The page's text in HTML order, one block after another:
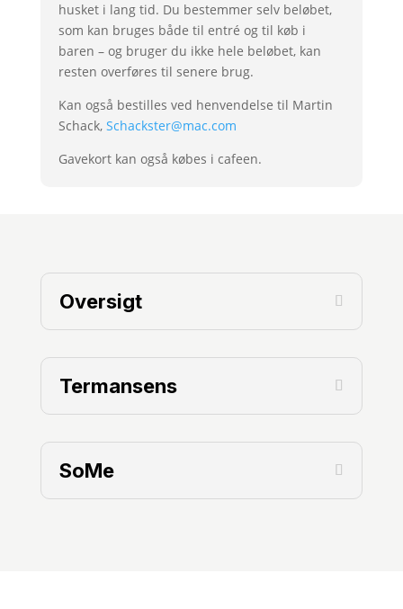
husket i lang tid. Du bestemmer selv beløbet,
som kan bruges både til entré og til køb i
baren – og bruger du ikke hele beløbet, kan
resten overføres til senere brug.
Kan også bestilles ved henvendelse til Martin
Schack, Schackster@mac.com
Gavekort kan også købes i cafeen.
Oversigt
Termansens
SoMe